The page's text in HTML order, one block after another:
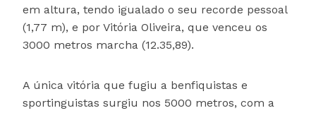
em altura, tendo igualado o seu recorde pessoal
(1,77 m), e por Vitória Oliveira, que venceu os
3000 metros marcha (12.35,89).
A única vitória que fugiu a benfiquistas e
sportinguistas surgiu nos 5000 metros, com a